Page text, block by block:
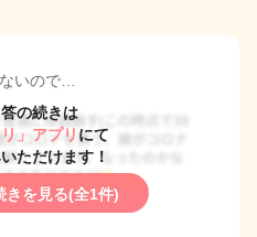
いので…
の続きは
」アプリ にて
ただけます！
きを見る(全1件)